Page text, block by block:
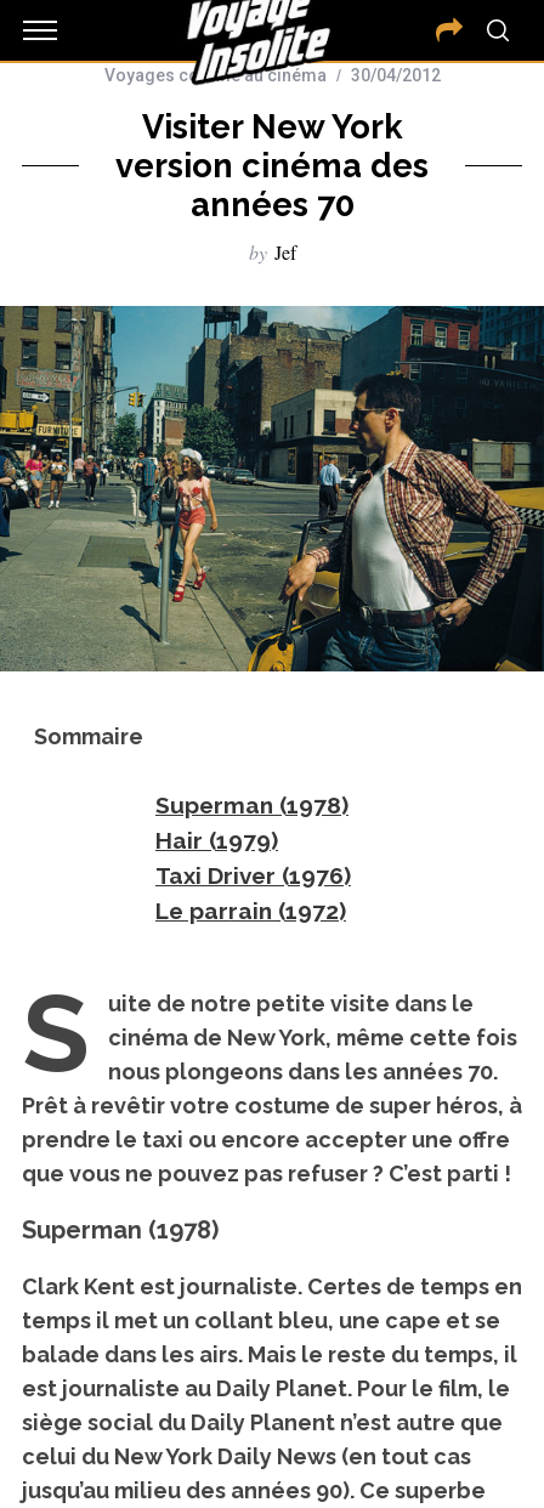
Voyages comme au cinéma 30/04/2012
Visiter New York
version cinéma des
années 70
by Jef
Sommaire
Superman (1978)
Hair (1979)
Taxi Driver (1976)
Le parrain (1972)
S
uite de notre petite visite dans le
cinéma de New York, même cette fois
nous plongeons dans les années 70.
Prêt à revêtir votre costume de super héros, à
prendre le taxi ou encore accepter une offre
que vous ne pouvez pas refuser ? C’est parti !
Superman (1978)
Clark Kent est journaliste. Certes de temps en
temps il met un collant bleu, une cape et se
balade dans les airs. Mais le reste du temps, il
est journaliste au Daily Planet. Pour le film, le
siège social du Daily Planent n’est autre que
celui du New York Daily News (en tout cas
jusqu’au milieu des années 90). Ce superbe